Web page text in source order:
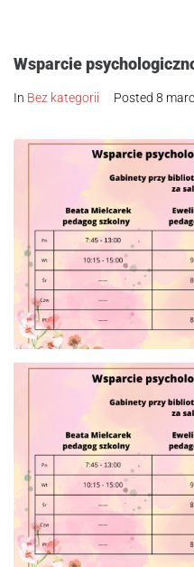
Wsparcie
In Bez kategorii Posted 8